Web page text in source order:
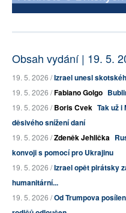
Obsah vydání | 19. 5.
19. 5. 2026 /Izrael unesl
19. 5. 2026 /Fabiano Golgo
19. 5. 2026 /Boris Cvek Tak už
děsivého snížení daní
19. 5. 2026 /Zdeněk Jehlička
konvoji s pomocí pro Ukrajinu
19. 5. 2026 /Izrael opět pirátsky
humanitární...
19. 5. 2026 /Od Trumpova